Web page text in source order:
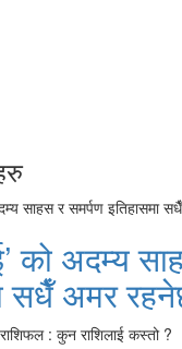
को अदम्य
सधैँ अमर